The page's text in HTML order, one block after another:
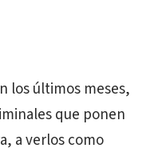
los últimos meses,
que ponen
a verlos como